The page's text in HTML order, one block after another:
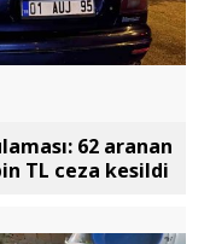
62 aranan
TL ceza kesildi